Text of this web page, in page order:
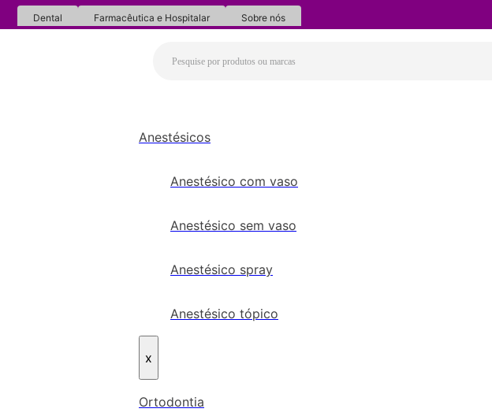
Dental Farmacêutica e Hospitalar Sobre nós
Anestésicos
Anestésico com vaso
Anestésico sem vaso
Anestésico spray
Anestésico tópico
x
Ortodontia